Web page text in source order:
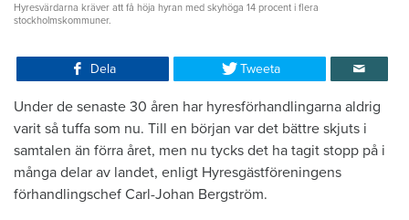
Hyresvärdarna kräver att få höja hyran med skyhöga 14 procent i flera
stockholmskommuner.
Dela Tweeta
Under de senaste 30 åren har hyresförhandlingarna aldrig
varit så tuffa som nu. Till en början var det bättre skjuts i
samtalen än förra året, men nu tycks det ha tagit stopp på i
många delar av landet, enligt Hyresgästföreningens
förhandlingschef Carl-Johan Bergström.